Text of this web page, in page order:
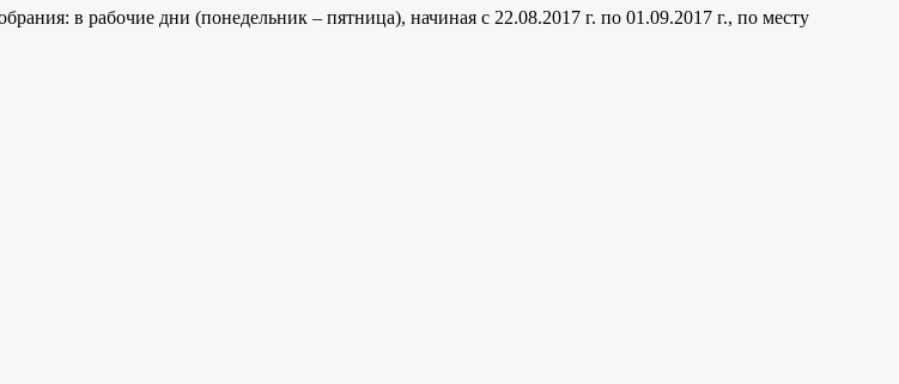
в рабочие дни (понедельник – пятница), начиная с 22.08.2017 г. по 01.09.2017 г., по месту